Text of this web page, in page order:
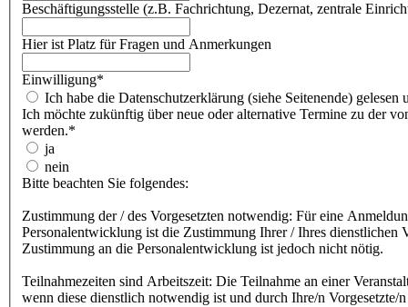
Beschäftigungsstelle (z.B. Fachrichtung, Dezernat, zentrale
Hier ist Platz für Fragen und Anmerkungen
Einwilligung*
Ich habe die Datenschutzerklärung (siehe Seitenende) gelesen
Ich möchte zukünftig über neue oder alternative Termine zu der
werden.*
ja
nein
Bitte beachten Sie folgendes:
Zustimmung der / des Vorgesetzten notwendig: Für eine
Personalentwicklung ist die Zustimmung Ihrer / Ihres dienstlichen
Zustimmung an die Personalentwicklung ist jedoch nicht nötig.
Teilnahmezeiten sind Arbeitszeit: Die Teilnahme an einer
wenn diese dienstlich notwendig ist und durch Ihre/n Vorgesetzte/